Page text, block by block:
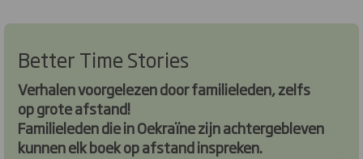
Better Time Stories
Verhalen voorgelezen door familieleden, zelfs
op grote afstand!
Familieleden die in Oekraïne zijn achtergebleven
kunnen elk boek op afstand inspreken.